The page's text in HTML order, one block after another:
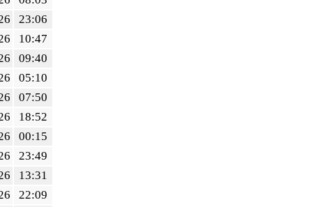
23:06
10:47
09:40
05:10
07:50
18:52
00:15
23:49
13:31
22:09